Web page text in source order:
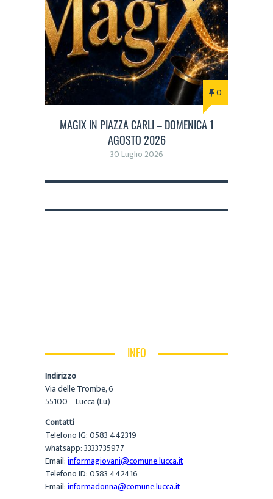
0
MAGIX IN PIAZZA CARLI – DOMENICA 1
AGOSTO 2026
30 Luglio 2026
INFO
Indirizzo
Via delle Trombe, 6
55100 – Lucca (Lu)
Contatti
Telefono IG: 0583 442319
whatsapp: 3333735977
Email:informagiovani@comune.lucca.it
Telefono ID: 0583 442416
Email:informadonna@comune.lucca.it